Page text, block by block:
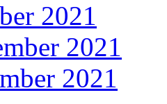
2021
2021
2021